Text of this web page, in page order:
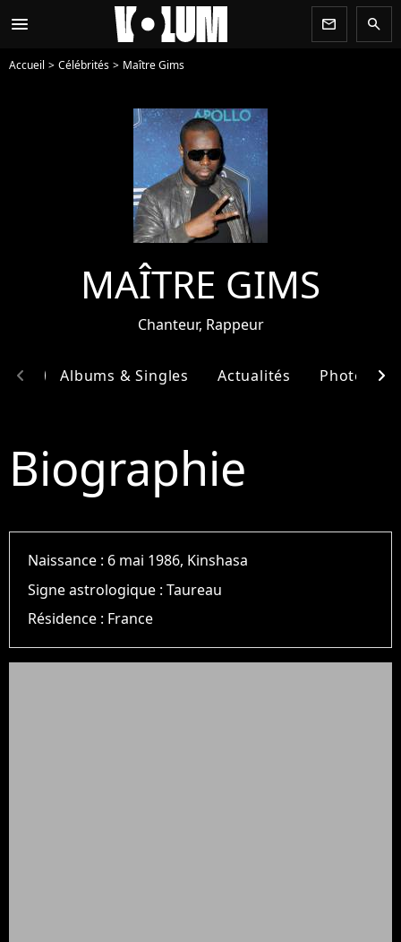
menu newsletter search
Accueil Célébrités Maître Gims
MAÎTRE GIMS
Chanteur, Rappeur
Albums & Singles Actualités Photos
chevron_left chevron_right
Biographie
Naissance : 6 mai 1986, Kinshasa
Signe astrologique :Taureau
Résidence : France